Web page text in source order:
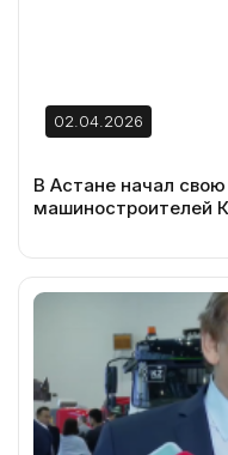
02.04.2026
В Астане начал
машиностроителей